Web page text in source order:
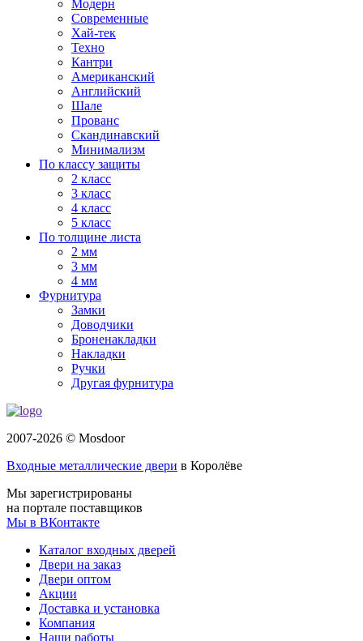
Модерн
Современные
Хай-тек
Техно
Кантри
Американский
Английский
Шале
Прованс
Скандинавский
Минимализм
По классу защиты
2 класс
3 класс
4 класс
5 класс
По толщине листа
2 мм
3 мм
4 мм
Фурнитура
Замки
Доводчики
Броненакладки
Накладки
Ручки
Другая фурнитура
2007-2026 © Mosdoor
Входные металлические двери в Королёве
Мы зарегистрированы
на портале поставщиков
Мы в ВКонтакте
Каталог входных дверей
Двери на заказ
Двери оптом
Акции
Доставка и установка
Компания
Наши работы